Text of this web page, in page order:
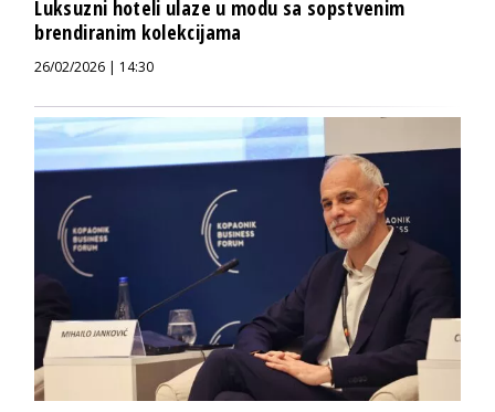
Luksuzni hoteli ulaze u modu sa sopstvenim
brendiranim kolekcijama
26/02/2026 | 14:30